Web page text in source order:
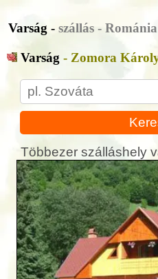
Varság - szállás -
Varság - Zomora
Többezer szálláshely